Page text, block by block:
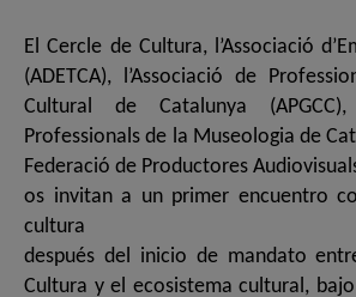
El Cercle de Cultura, l’Associació
(ADETCA), l’Associació de
Cultural de Catalunya
Professionals de la Museologia de
Federació de Productores
os invitan a un primer encuentro
cultura
después del inicio de mandato
Cultura y el ecosistema cultural,